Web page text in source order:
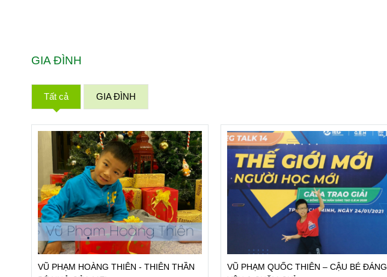
GIA ĐÌNH
Tất cả GIA ĐÌNH
VŨ PHẠM HOÀNG THIÊN - THIÊN THẦN
VŨ PHẠM QUỐC THIÊN – CẬU BÉ ĐÁNG